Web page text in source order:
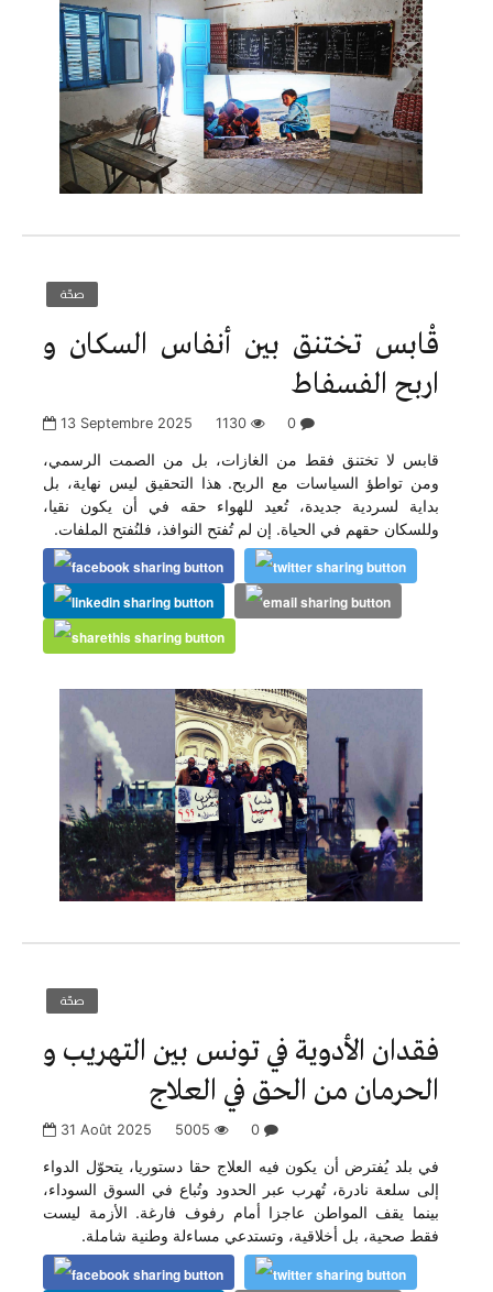
صحّة
قْابس تختنق بين أنفاس السكان و
اربح الفسفاط
13 Septembre 2025 1130 0
قابس لا تختنق فقط من الغازات، بل من الصمت الرسمي،
ومن تواطؤ السياسات مع الربح. هذا التحقيق ليس نهاية، بل
بداية لسردية جديدة، تُعيد للهواء حقه في أن يكون نقيا،
وللسكان حقهم في الحياة. إن لم تُفتح النوافذ، فلنُفتح الملفات.
صحّة
فقدان الأدوية في تونس بين التهريب و
الحرمان من الحق في العلاج
31 Août 2025 5005 0
في بلد يُفترض أن يكون فيه العلاج حقا دستوريا، يتحوّل الدواء
إلى سلعة نادرة، تُهرب عبر الحدود وتُباع في السوق السوداء،
بينما يقف المواطن عاجزا أمام رفوف فارغة. الأزمة ليست
فقط صحية، بل أخلاقية، وتستدعي مساءلة وطنية شاملة.